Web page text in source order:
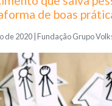
de boas
de 2020 | Fundação Grupo